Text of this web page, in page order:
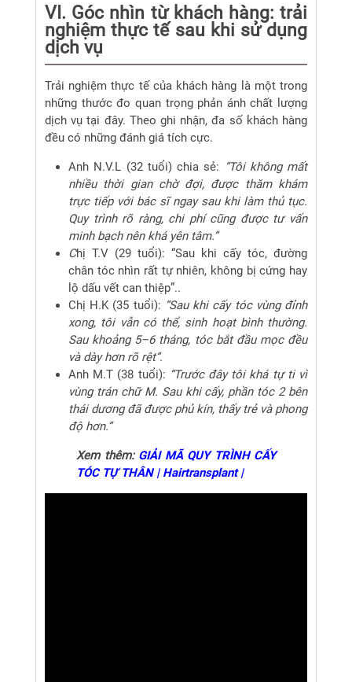
VI. Góc nhìn từ khách hàng: trải
nghiệm thực tế sau khi sử dụng
dịch vụ
Trải nghiệm thực tế của khách hàng là một trong
những thước đo quan trọng phản ánh chất lượng
dịch vụ tại đây. Theo ghi nhận, đa số khách hàng
đều có những đánh giá tích cực.
Anh N.V.L (32 tuổi) chia sẻ:
“Tôi không mất
nhiều thời gian chờ đợi, được thăm khám
trực tiếp với bác sĩ ngay sau khi làm thủ tục.
Quy trình rõ ràng, chi phí cũng được tư vấn
minh bạch nên khá yên tâm.”
Chị T.V (29 tuổi): “Sau khi cấy tóc, đường
chân tóc nhìn rất tự nhiên, không bị cứng hay
lộ dấu vết can thiệp”..
Chị H.K (35 tuổi): “Sau khi cấy tóc vùng đỉnh
xong, tôi vẫn có thể, sinh hoạt bình thường.
Sau khoảng 5–6 tháng, tóc bắt đầu mọc đều
và dày hơn rõ rệt”.
Anh M.T (38 tuổi): “Trước đây tôi khá tự ti vì
vùng trán chữ M. Sau khi cấy, phần tóc 2 bên
thái dương đã được phủ kín, thấy trẻ và phong
độ hơn.”
Xem thêm: GIẢI MÃ QUY TRÌNH CẤY
TÓC TỰ THÂN | Hairtransplant |